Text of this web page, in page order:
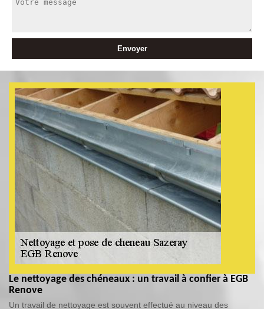
Le nettoyage des chéneaux : un travail à confier à EGB
Renove
Un travail de nettoyage est souvent effectué au niveau des